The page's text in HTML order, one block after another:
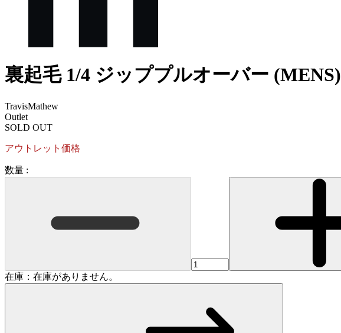
裏起毛 1/4 ジッププルオーバー (MENS)
TravisMathew
Outlet
SOLD OUT
アウトレット価格
数量 :
在庫：在庫がありません。